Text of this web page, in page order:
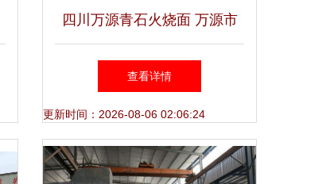
四川万源青石火烧面 万源市
鸿创石材加工厂的品质与工艺
查看详情
更新时间：2026-08-06 02:06:24